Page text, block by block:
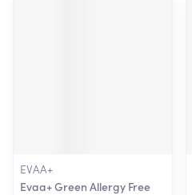
EVAA+
Evaa+ Green Allergy Free